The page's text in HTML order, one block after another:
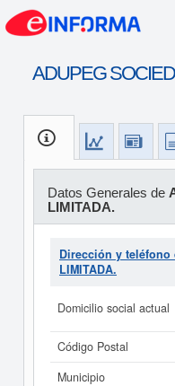
ADUPEG
Datos Generales de
LIMITADA.
Dirección y teléfono
LIMITADA.
Domicilio social actual
Código Postal
Municipio